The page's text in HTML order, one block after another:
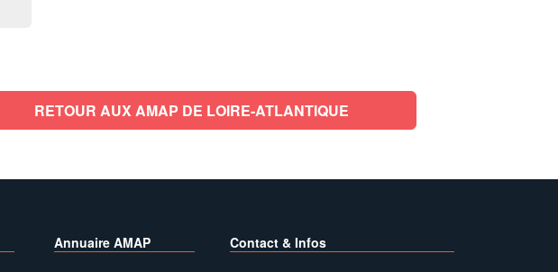
RETOUR AUX AMAP DE LOIRE-ATLANTIQUE
Annuaire AMAP Contact & Infos